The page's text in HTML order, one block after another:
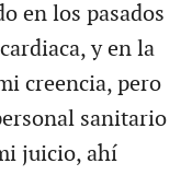
en los pasados
y en la
creencia, pero
sanitario
juicio, ahí